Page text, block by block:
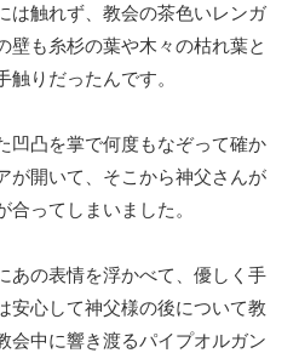
は触れず、教会の茶色いレンガ
壁も糸杉の葉や木々の枯れ葉と
りだったんです。
凹凸を掌で何度もなぞって確か
が開いて、そこから神父さんが
ってしまいました。
あの表情を浮かべて、優しく手
安心して神父様の後について教
会中に響き渡るパイプオルガン